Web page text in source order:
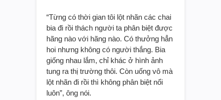
“Từng có thời gian tôi lột nhãn các chai
bia đi rồi thách người ta phân biệt được
hãng nào với hãng nào. Có thưởng hẳn
hoi nhưng không có người thắng. Bia
giống nhau lắm, chỉ khác ở hình ảnh
tung ra thị trường thôi. Còn uống vô mà
lột nhãn đi rồi thì không phân biệt nổi
luôn”, ông nói.